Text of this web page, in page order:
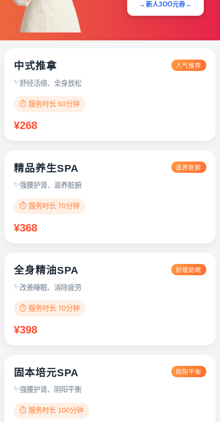
→新人3OO元券←
中式推拿 人气推荐
舒经活络、全身放松
⏱️ 服务时长 60分钟
¥268
精品养生SPA 滋养脏腑
强腰护肾、滋养脏腑
⏱️ 服务时长 70分钟
¥368
全身精油SPA 舒缓助眠
改善睡眠、消除疲劳
⏱️ 服务时长 70分钟
¥398
固本培元SPA 阴阳平衡
强腰护肾、阴阳平衡
⏱️ 服务时长 100分钟